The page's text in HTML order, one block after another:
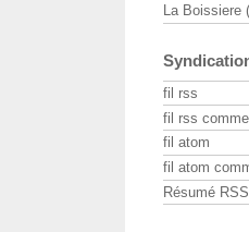
La Boissiere
fil rss
fil rss
fil atom
fil atom
Résumé RSS